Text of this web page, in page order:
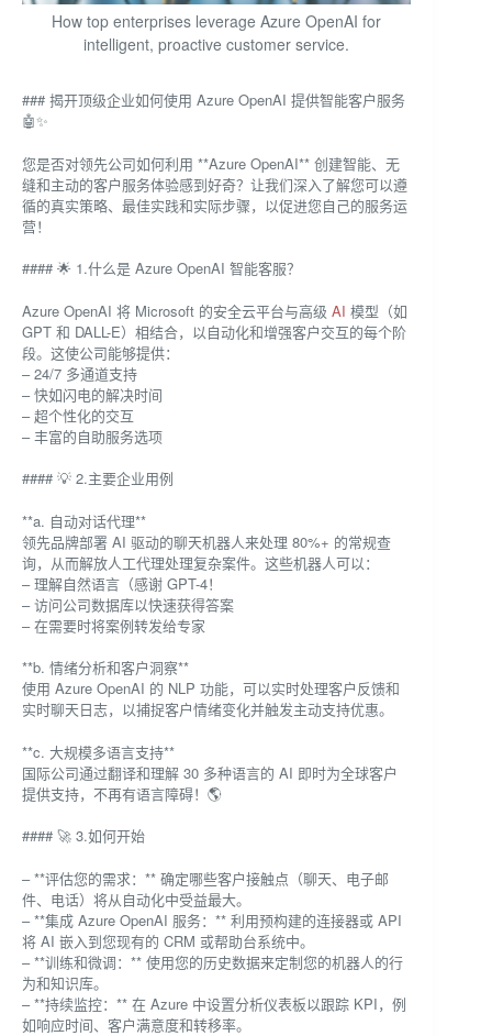
How top enterprises leverage Azure OpenAI for
intelligent, proactive customer service.
### 揭开顶级企业如何使用 Azure OpenAI 提供智能客户服务
🤖✨
您是否对领先公司如何利用 **Azure OpenAI** 创建智能、无
缝和主动的客户服务体验感到好奇？让我们深入了解您可以遵
循的真实策略、最佳实践和实际步骤，以促进您自己的服务运
营！
#### 🌟 1.什么是 Azure OpenAI 智能客服？
Azure OpenAI 将 Microsoft 的安全云平台与高级 AI 模型（如
GPT 和 DALL-E）相结合，以自动化和增强客户交互的每个阶
段。这使公司能够提供：
– 24/7 多通道支持
– 快如闪电的解决时间
– 超个性化的交互
– 丰富的自助服务选项
#### 💡 2.主要企业用例
**a. 自动对话代理**
领先品牌部署 AI 驱动的聊天机器人来处理 80%+ 的常规查
询，从而解放人工代理处理复杂案件。这些机器人可以：
– 理解自然语言（感谢 GPT-4！
– 访问公司数据库以快速获得答案
– 在需要时将案例转发给专家
**b. 情绪分析和客户洞察**
使用 Azure OpenAI 的 NLP 功能，可以实时处理客户反馈和
实时聊天日志，以捕捉客户情绪变化并触发主动支持优惠。
**c. 大规模多语言支持**
国际公司通过翻译和理解 30 多种语言的 AI 即时为全球客户
提供支持，不再有语言障碍！🌎
#### 🚀 3.如何开始
– **评估您的需求：** 确定哪些客户接触点（聊天、电子邮
件、电话）将从自动化中受益最大。
– **集成 Azure OpenAI 服务：** 利用预构建的连接器或 API
将 AI 嵌入到您现有的 CRM 或帮助台系统中。
– **训练和微调：** 使用您的历史数据来定制您的机器人的行
为和知识库。
– **持续监控：** 在 Azure 中设置分析仪表板以跟踪 KPI，例
如响应时间、客户满意度和转移率。